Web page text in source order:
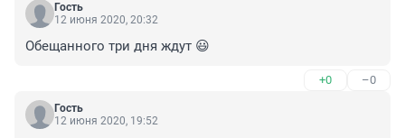
Гость
12 июня 2020, 20:32
Обещанного три дня ждут 😃
+0 –0
Гость
12 июня 2020, 19:52